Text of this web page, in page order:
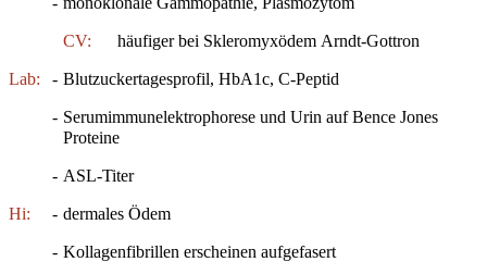
CV: häufiger bei Skleromyxödem Arndt-Gottron
Lab: - Blutzuckertagesprofil, HbA1c, C-Peptid
- Serumimmunelektrophorese und Urin auf Bence Jones
Proteine
- ASL-Titer
Hi: - dermales Ödem
- Kollagenfibrillen erscheinen aufgefasert